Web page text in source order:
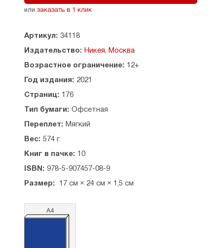
или заказать в 1 клик
Артикул: 34118
Издательство: Никея, Москва
Возрастное ограничение: 12+
Год издания: 2021
Страниц: 176
Тип бумаги: Офсетная
Переплет: Мягкий
Вес: 574 г
Книг в пачке: 10
ISBN: 978-5-907457-08-9
Размер: 17 см × 24 см × 1,5 см
А4